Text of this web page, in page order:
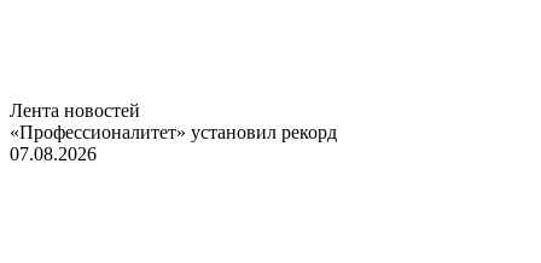
Лента новостей
«Профессионалитет» установил рекорд
07.08.2026